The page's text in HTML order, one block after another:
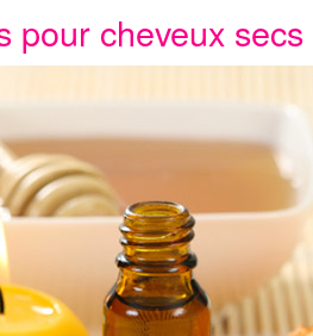
pour cheveux